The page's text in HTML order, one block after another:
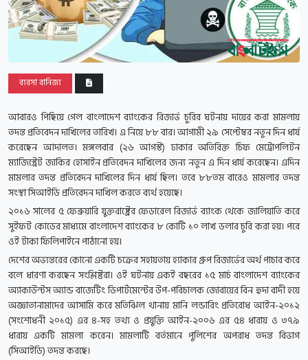
ব্যবসা বানিজ্য
আবারও পিছিয়ে গেল বাংলাদেশ ব্যাংকের রিজার্ভ চুরির ঘটনায় দায়ের করা মামলায়
তদন্ত প্রতিবেদন দাখিলের তারিখ। এ নিয়ে ৮৮ বার। আগামী ২৯ সেপ্টেম্বর নতুন দিন ধার্য
করেছেন আদালত। মঙ্গলবার (২৬ আগস্ট) ঢাকার অতিরিক্ত চিফ মেট্রোপলিটন
ম্যাজিস্ট্রেট জাকির হোসাইন প্রতিবেদন দাখিলের জন্য নতুন এ দিন ধার্য করেছেন। এদিন
মামলার তদন্ত প্রতিবেদন দাখিলের দিন ধার্য ছিল। তবে ৮৮তম বারেও মামলার তদন্ত
সংস্থা সিআইডি প্রতিবেদন দাখিল করতে ব্যর্থ হয়েছে।
২০১৬ সালের ৫ ফেব্রুয়ারি যুক্তরাষ্ট্রের ফেডারেল রিজার্ভ ব্যাংক থেকে জালিয়াতি করে
সুইফট কোডের মাধ্যমে বাংলাদেশ ব্যাংকের ৮ কোটি ১০ লাখ ডলার চুরি করা হয়। পরে
ওই টাকা ফিলিপাইনে পাঠানো হয়।
দেশের অভ্যন্তরের কোনো একটি চক্রের সহায়তায় হ্যাকার গ্রুপ রিজার্ভের অর্থ পাচার করে
বলে ধারণা করছেন সংশ্লিষ্টরা। ওই ঘটনায় একই বছরের ১৫ মার্চ বাংলাদেশ ব্যাংকের
অ্যাকাউন্টস অ্যান্ড বাজেটিং ডিপার্টমেন্টের উপ-পরিচালক জোবায়ের বিন হুদা বাদী হয়ে
অজ্ঞাতানামাদের আসামি করে মতিঝিল থানায় মানি লন্ডারিং প্রতিরোধ আইন-২০১২
(সংশোধনী ২০১৫) এর ৪-সহ তথ্য ও প্রযুক্তি আইন-২০০৬ এর ৫৪ ধারায় ও ৩৭৯
ধারায় একটি মামলা করেন। মামলাটি বর্তমানে পুলিশের অপরাধ তদন্ত বিভাগ
(সিআইডি) তদন্ত করছে।